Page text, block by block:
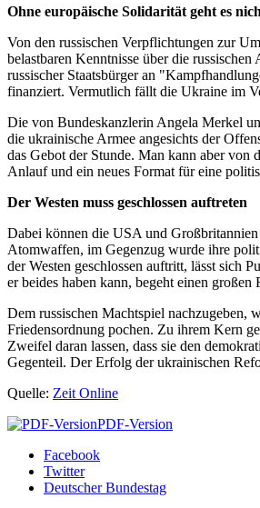
Ohne europäische Solidarität geht es
Von den russischen Verpflichtungen zur
belastbaren Kenntnisse über die
russischer Staatsbürger an
finanziert. Vermutlich fällt die Ukraine im
Die von Bundeskanzlerin Angela Merkel
die ukrainische Armee angesichts der
das Gebot der Stunde. Man kann aber von
Anlauf und ein neues Format für eine
Der Westen muss geschlossen auftreten
Dabei können die USA und
Atomwaffen, im Gegenzug wurde ihre
der Westen geschlossen auftritt, lässt sich
er beides haben kann, begeht einen
Dem russischen Machtspiel nachzugeben,
Friedensordnung pochen. Zu ihrem Kern
Zweifel daran lassen, dass sie den
Gegenteil. Der Erfolg der ukrainischen
Quelle: Zeit Online
PDF-Version
Facebook
Twitter
Deutscher Bundestag